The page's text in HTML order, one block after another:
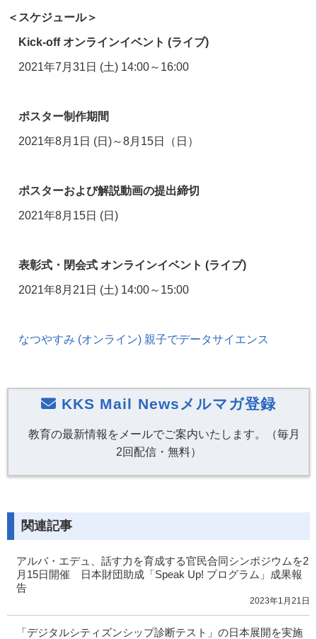
＜スケジュール＞
Kick-off オンラインイベント (ライブ)
2021年7 月 31 日 (土) 14:00～ 16:00
ポスター制作期間
2021年8月 1 日 (日 )～8月 15日（日）
ポスターおよび解説動画の提出締切
2021年8月 15日 (日 )
表彰式・閉会式 オンラインイベント (ライブ)
2021年8月 21 日 (土) 14:00～ 15:00
なつやすみ (オンライン) 親子でデータサイエンス
KKS Mail Newsメルマガ登録
教育の最新情報をメールでご案内いたします。（毎月
2回配信・無料）
関連記事
アルバ・エデュ、話す力を育成する官民合同シンポジウムを2
月15日開催 日本財団助成「Speak Up! プログラム」成果報
告
2023年1月21日
「デジタルシティズンシップ診断テスト」の日本展開を実施